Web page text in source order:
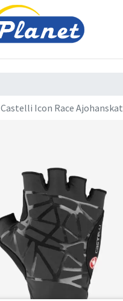
Castelli Icon Race Ajohanskat